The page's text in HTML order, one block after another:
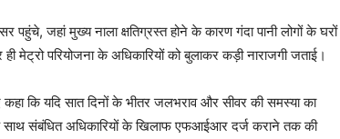
पहुंचे, जहां मुख्य नाला क्षतिग्रस्त होने के कारण गंदा पानी लोगों के घरों
मेट्रो परियोजना के अधिकारियों को बुलाकर कड़ी नाराजगी जताई।
कि यदि सात दिनों के भीतर जलभराव और सीवर की समस्या का
के साथ संबंधित अधिकारियों के खिलाफ एफआईआर दर्ज कराने तक की